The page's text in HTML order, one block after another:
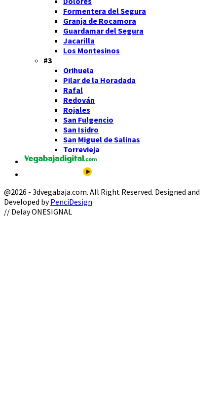
Formentera del Segura
Granja de Rocamora
Guardamar del Segura
Jacarilla
Los Montesinos
#3
Orihuela
Pilar de la Horadada
Rafal
Redován
Rojales
San Fulgencio
San Isidro
San Miguel de Salinas
Torrevieja
@2026 - 3dvegabaja.com. All Right Reserved. Designed and
Developed byPenciDesign
Facebook
Twitter
Instagram
Youtube
Email
// Delay ONESIGNAL